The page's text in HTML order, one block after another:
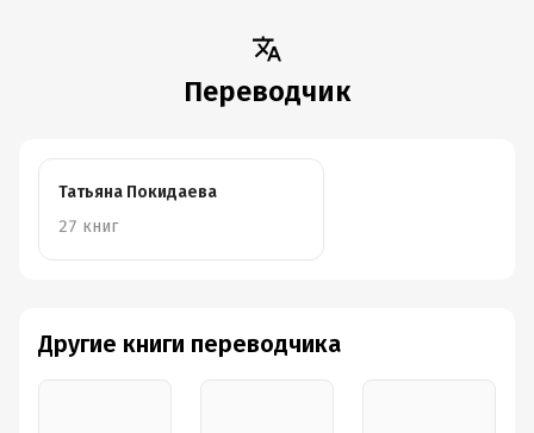
Переводчик
Татьяна Покидаева
27 книг
Другие книги переводчика